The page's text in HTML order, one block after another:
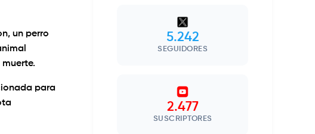
un perro
para
5.242
SEGUIDORES
2.477
SUSCRIPTORES